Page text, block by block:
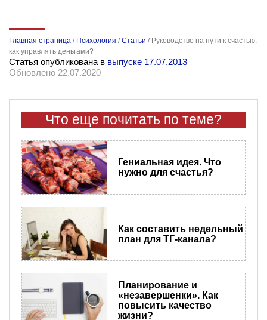
Главная страница / Психология /Статьи / Руководство на пути к счастью:
как управлять деньгами?
Статья опубликована в выпуске 17.07.2013
Обновлено 22.07.2020
Что еще почитать по теме?
Гениальная идея. Что
нужно для счастья?
Как составить недельный
план для ТГ-канала?
Планирование и
«незавершенки». Как
повысить качество
жизни?